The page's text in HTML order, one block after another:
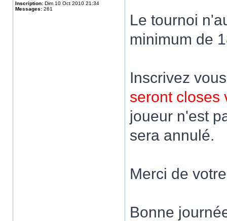
Inscription: Dim 10 Oct 2010 21:34
Messages: 261
Le tournoi
minimum de
Inscrivez
seront closes
joueur n'est
sera annulé.
Merci de
Bonne